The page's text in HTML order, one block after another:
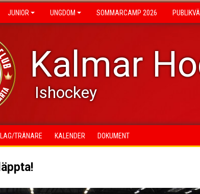
JUNIOR UNGDOM SOMMARCAMP 2026
Kalmar
Ishockey
TRÄNARE KALENDER DOKUMENT